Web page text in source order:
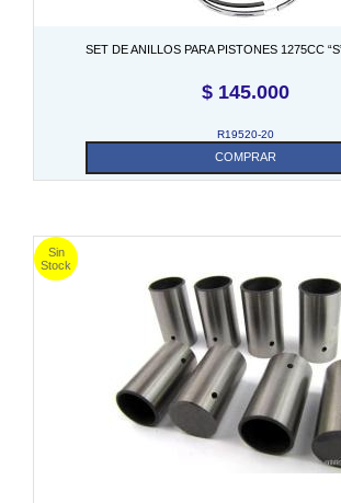
SET DE ANILLOS PARA PISTONES 1275CC
$ 145.000
R19520-20
COMPRAR